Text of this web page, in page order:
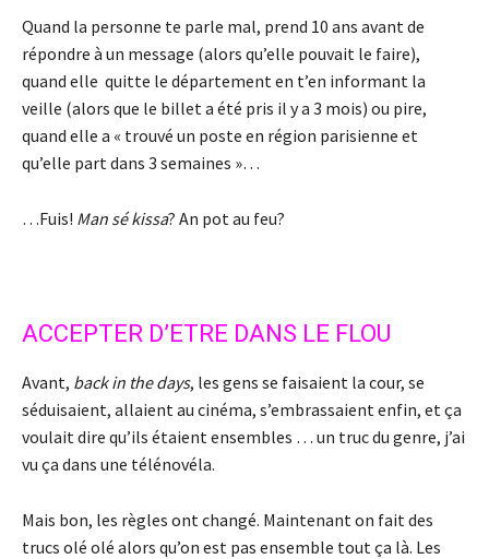
Quand la personne te parle mal, prend 10 ans avant de
répondre à un message (alors qu’elle pouvait le faire),
quand elle quitte le département en t’en informant la
veille (alors que le billet a été pris il y a 3 mois) ou pire,
quand elle a « trouvé un poste en région parisienne et
qu’elle part dans 3 semaines »…
…Fuis! Man sé kissa? An pot au feu?
ACCEPTER D’ETRE DANS LE FLOU
Avant, back in the days, les gens se faisaient la cour, se
séduisaient, allaient au cinéma, s’embrassaient enfin, et ça
voulait dire qu’ils étaient ensembles … un truc du genre, j’ai
vu ça dans une télénovéla.
Mais bon, les règles ont changé. Maintenant on fait des
trucs olé olé alors qu’on est pas ensemble tout ça là. Les